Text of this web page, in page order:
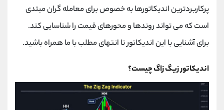
پرکاربردترین اندیکاتورها به خصوص برای معامله گران مبتدی
است که می تواند روندها و محورهای قیمت را شناسایی کند.
برای آشنایی با این اندیکاتور تا انتهای مطلب با ما همراه باشید.
اندیکاتور زیگ زاگ چیست؟